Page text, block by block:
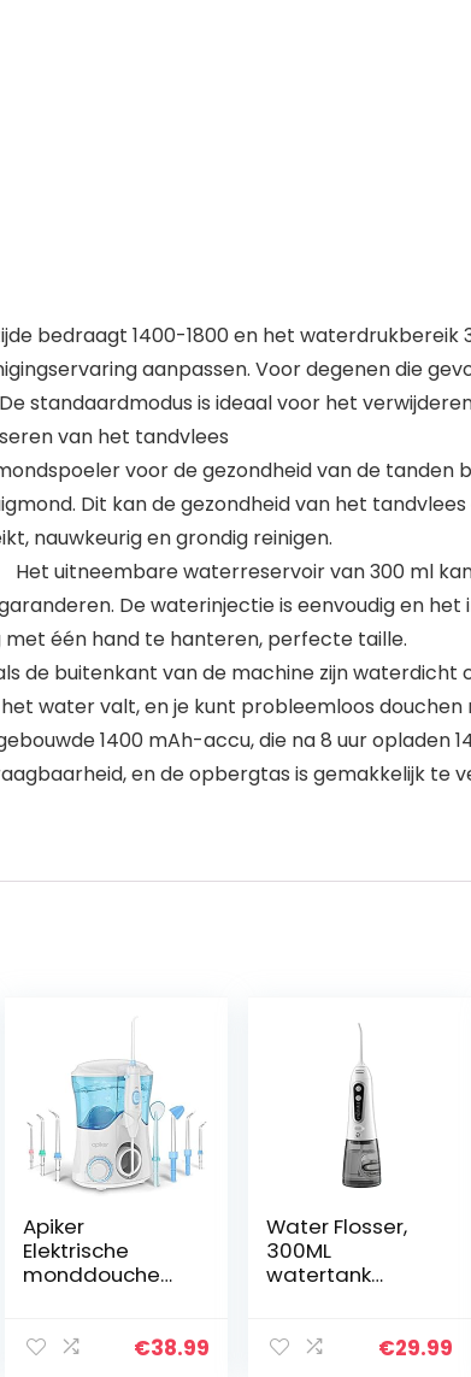
bedraagt 1400-1800 en het
aanpassen. Voor degenen die
standaardmodus is ideaal voor het
van het tandvlees
voor de gezondheid van de tanden
Dit kan de gezondheid van het
nauwkeurig en grondig reinigen.
Het uitneembare waterreservoir van 300 ml
De waterinjectie is eenvoudig en
met één hand te hanteren, perfecte taille.
de buitenkant van de machine zijn waterdicht
water valt, en je kunt probleemloos
1400 mAh-accu, die na 8 uur opladen
en de opbergtas is gemakkelijk te
Apiker
Elektrische
monddouche
drukinstellingen,
€38.99
Water Flosser,
300ML
watertank
modi, 5
€29.99